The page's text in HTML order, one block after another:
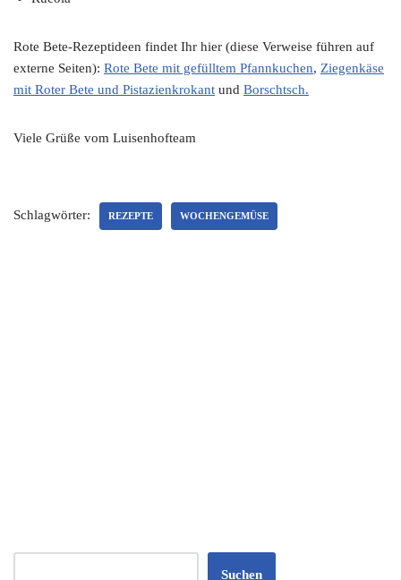
Rote Bete-Rezeptideen findet Ihr hier (diese Verweise führen auf
externe Seiten): Rote Bete mit gefülltem Pfannkuchen, Ziegenkäse
mit Roter Bete und Pistazienkrokant und Borschtsch.
Viele Grüße vom Luisenhofteam
Schlagwörter: REZEPTE WOCHENGEMÜSE
Suchen